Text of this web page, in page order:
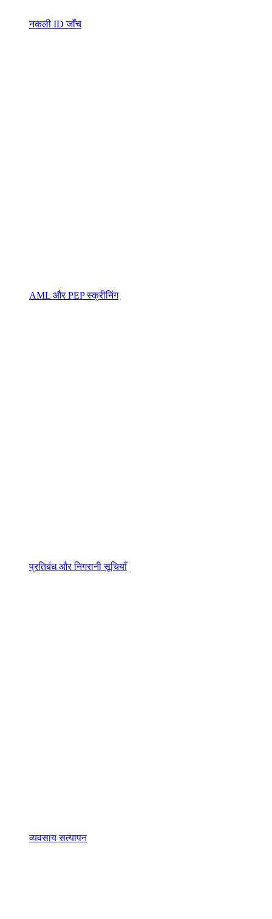
नकली ID जाँच
AML और PEP स्क्रीनिंग
प्रतिबंध और निगरानी सूचियाँ
व्यवसाय सत्यापन